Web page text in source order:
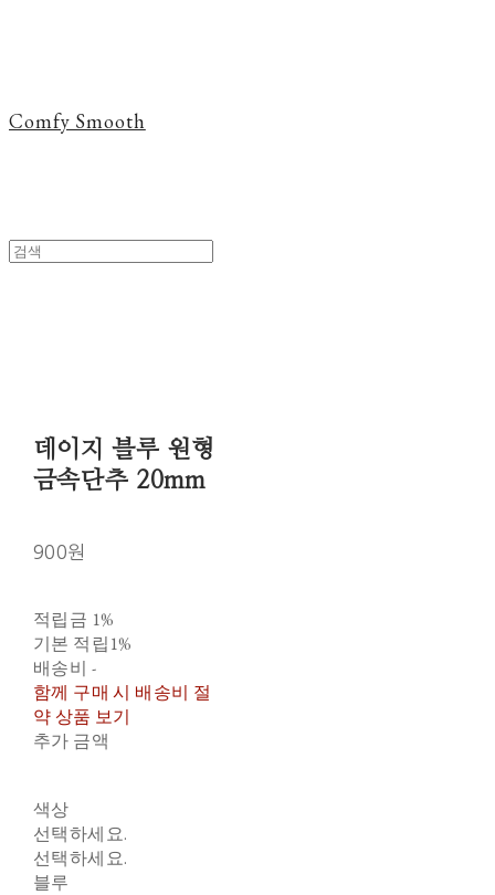
Comfy Smooth
데이지 블루 원형
금속단추 20mm
900원
적립금 1%
기본 적립1%
배송비 -
함께 구매 시 배송비 절
약 상품 보기
추가 금액
색상
선택하세요.
선택하세요.
블루